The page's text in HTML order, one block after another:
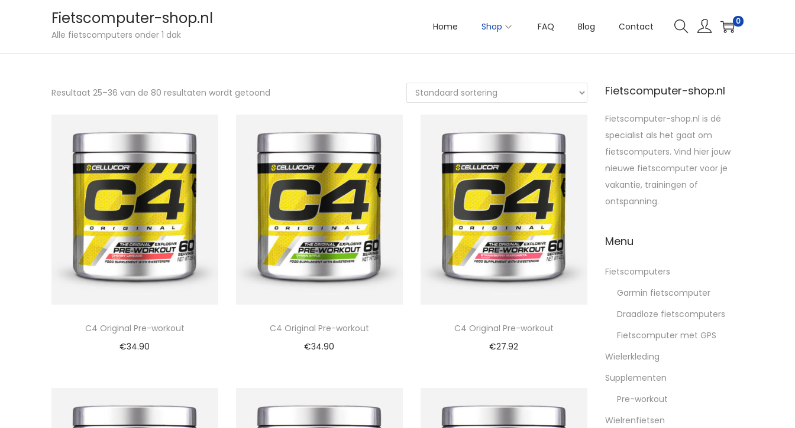
Fietscomputer-shop.nl
Alle fietscomputers onder 1 dak
Home Shop FAQ Blog Contact 0
Resultaat 25–36 van de 80 resultaten wordt getoond
C4 Original Pre-workout
€34.90
C4 Original Pre-workout
€34.90
C4 Original Pre-workout
€27.92
Fietscomputer-shop.nl
Fietscomputer-shop.nl is dé
specialist als het gaat om
fietscomputers. Vind hier jouw
nieuwe fietscomputer voor je
vakantie, trainingen of
ontspanning.
Menu
Fietscomputers
Garmin fietscomputer
Draadloze fietscomputers
Fietscomputer met GPS
Wielerkleding
Supplementen
Pre-workout
Wielrenfietsen